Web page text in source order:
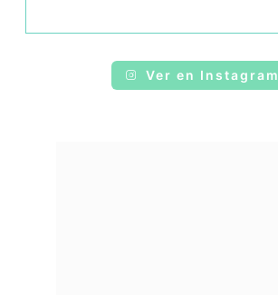
Ver en Instagram